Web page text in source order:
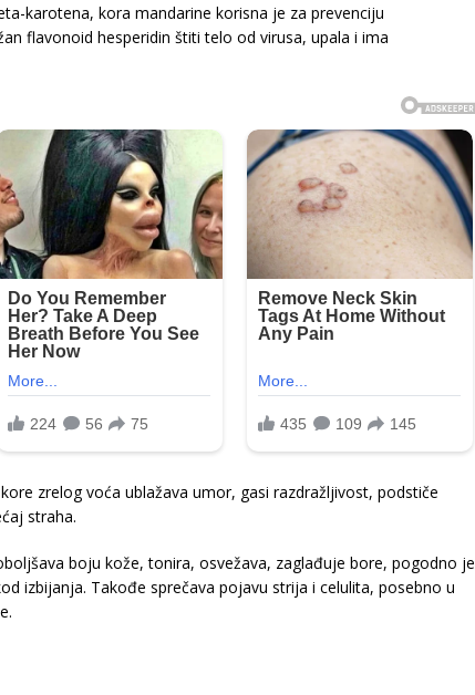
karotena, kora mandarine korisna je za prevenciju
flavonoid hesperidin štiti telo od virusa, upala i ima
zrelog voća ublažava umor, gasi razdražljivost, podstiče
straha.
boju kože, tonira, osvežava, zaglađuje bore, pogodno je
izbijanja. Takođe sprečava pojavu strija i celulita, posebno u